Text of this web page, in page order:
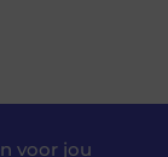
voor jou